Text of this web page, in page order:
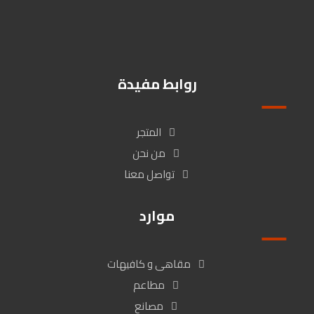
روابط مفيدة
المتجر
من نحن
تواصل معنا
موارد
مقاهى و كافيهات
مطاعم
مصانع